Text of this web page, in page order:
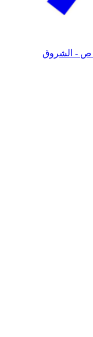
- الشروق